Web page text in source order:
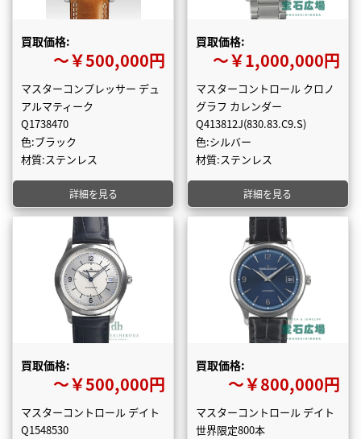
買取価格:
〜￥500,000円
マスターコンプレッサー デュ
アルマティーク
Q1738470
色:ブラック
材質:ステンレス
詳細を見る
買取価格:
〜￥1,000,000円
マスターコントロール クロノ
グラフ カレンダー
Q413812J(830.83.C9.S)
色:シルバー
材質:ステンレス
詳細を見る
買取価格:
〜￥500,000円
マスターコントロール デイト
Q1548530
買取価格:
〜￥800,000円
マスターコントロール デイト
世界限定800本